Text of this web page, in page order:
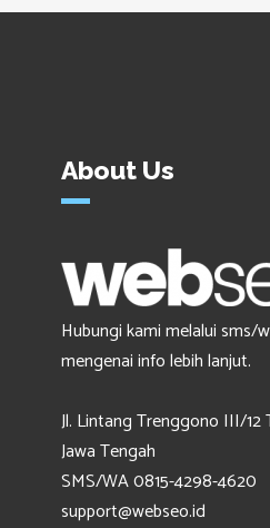
About Us
Hubungi kami melalui sms/
mengenai info lebih lanjut.
Jl. Lintang Trenggono III/12
Jawa Tengah
SMS/WA 0815-4298-4620
support@webseo.id